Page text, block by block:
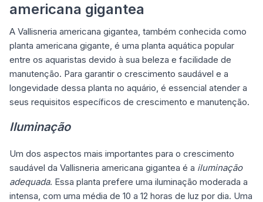
americana gigantea
A Vallisneria americana gigantea, também conhecida como
planta americana gigante, é uma planta aquática popular
entre os aquaristas devido à sua beleza e facilidade de
manutenção. Para garantir o crescimento saudável e a
longevidade dessa planta no aquário, é essencial atender a
seus requisitos específicos de crescimento e manutenção.
Iluminação
Um dos aspectos mais importantes para o crescimento
saudável da Vallisneria americana gigantea é a iluminação
adequada. Essa planta prefere uma iluminação moderada a
intensa, com uma média de 10 a 12 horas de luz por dia. Uma